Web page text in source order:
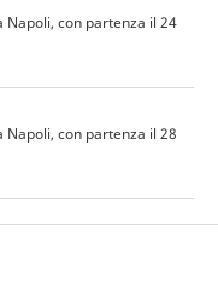
Napoli, con partenza il 24
Napoli, con partenza il 28